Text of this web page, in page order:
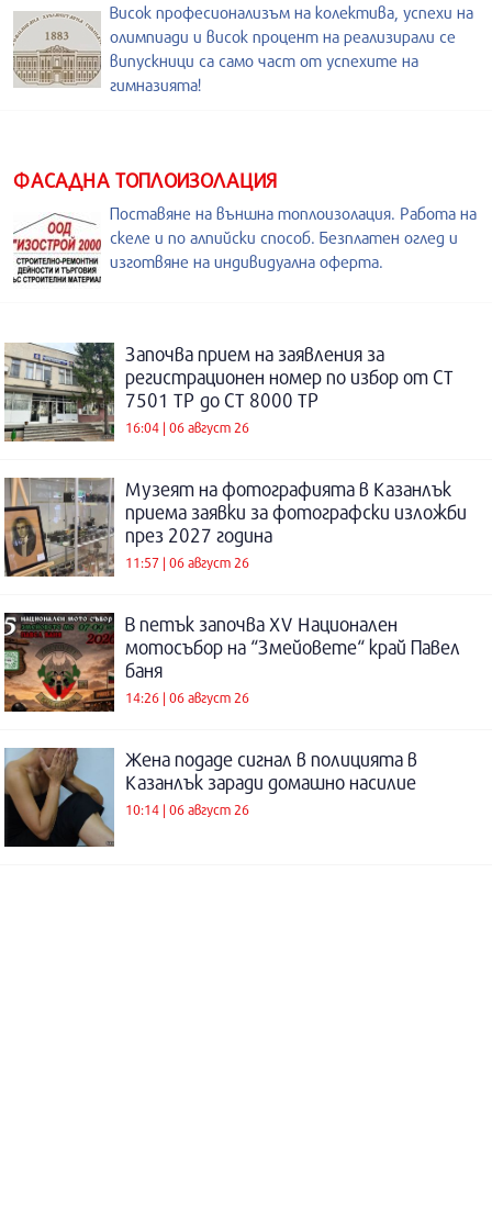
Висок професионализъм на колектива, успехи на
олимпиади и висок процент на реализирали се
випускници са само част от успехите на
гимназията!
ФАСАДНА ТОПЛОИЗОЛАЦИЯ
Поставяне на външна топлоизолация. Работа на
скеле и по алпийски способ. Безплатен оглед и
изготвяне на индивидуална оферта.
Започва прием на заявления за
регистрационен номер по избор от СТ
7501 ТР до СТ 8000 ТР
16:04 | 06 август 26
Музеят на фотографията в Казанлък
приема заявки за фотографски изложби
през 2027 година
11:57 | 06 август 26
В петък започва XV Национален
мотосъбор на “Змейовете“ край Павел
баня
14:26 | 06 август 26
Жена подаде сигнал в полицията в
Казанлък заради домашно насилие
10:14 | 06 август 26